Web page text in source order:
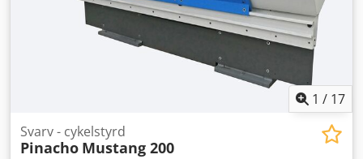
1 / 17
Svarv - cykelstyrd
Pinacho Mustang 200